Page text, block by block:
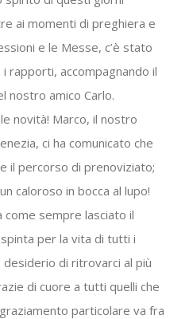
ai momenti di preghiera e
e le Messe, c’è stato
rapporti, accompagnando il
nostro amico Carlo.
novità! Marco, il nostro
ci ha comunicato che
il percorso di prenoviziato;
caloroso in bocca al lupo!
sempre lasciato il
per la vita di tutti i
desiderio di ritrovarci al più
di cuore a tutti quelli che
particolare va fra